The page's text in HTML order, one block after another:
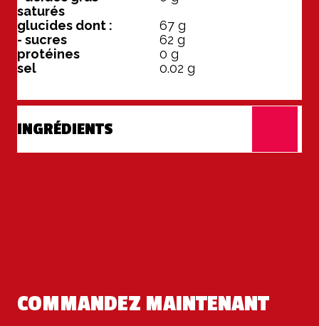
saturés
glucides dont :
67 g
- sucres
62 g
protéines
0 g
sel
0.02 g
INGRÉDIENTS
COMMANDEZ MAINTENANT